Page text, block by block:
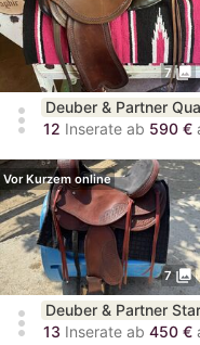
7 photo_library
more_vert
Deuber & Partner
12 Inserate ab 590 €
7 photo_library
Vor Kurzem online
more_vert
Deuber & Partner
13 Inserate ab 450 €